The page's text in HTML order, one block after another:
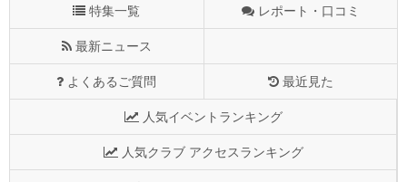
特集一覧 レポート・口コミ
最新ニュース
よくあるご質問 最近見た
人気イベントランキング
人気クラブ アクセスランキング